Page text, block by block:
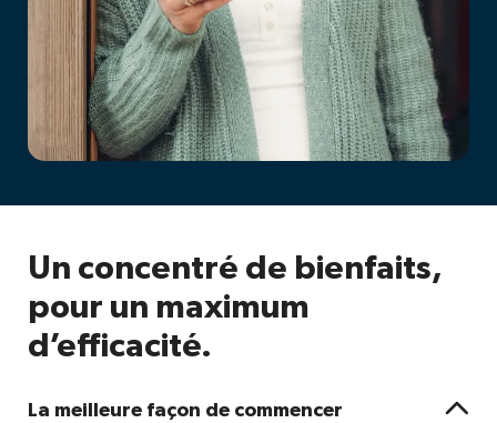
Un concentré de bienfaits,
pour un maximum
d’efficacité.
La meilleure façon de commencer 